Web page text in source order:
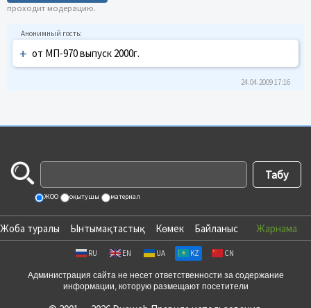
проходит модерацию.
+ от МП-970 выпуск 2000г.
24.04.2009 17:16
ЖОО оқытушы материал
Жоба туралы Ынтымақтастық Көмек Байланыс Жарнама
RU EN UA KZ CN
Администрация сайта не несет ответственности за содержание
информации, которую размещают посетители